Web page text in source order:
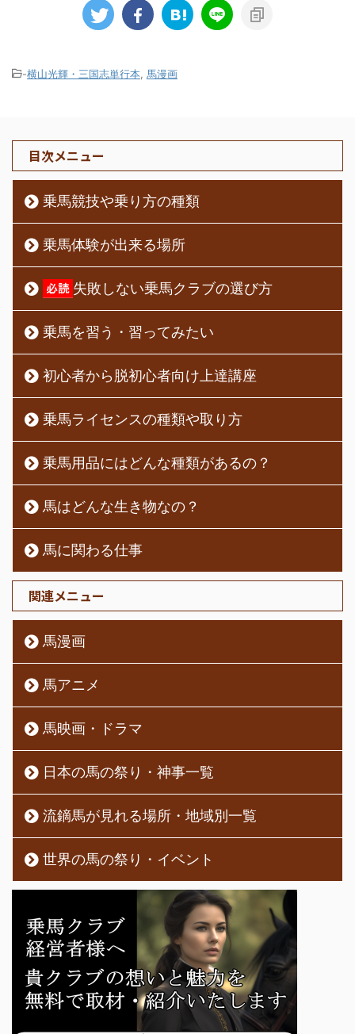
-横山光輝・三国志単行本 馬漫画
目次メニュー
乗馬競技や乗り方の種類
乗馬体験が出来る場所
失敗しない乗馬クラブの選び方
乗馬を習う・習ってみたい
初心者から脱初心者向け上達講座
乗馬ライセンスの種類や取り方
乗馬用品にはどんな種類があるの？
馬はどんな生き物なの？
馬に関わる仕事
関連メニュー
馬漫画
馬アニメ
馬映画・ドラマ
日本の馬の祭り・神事一覧
流鏑馬が見れる場所・地域別一覧
世界の馬の祭り・イベント